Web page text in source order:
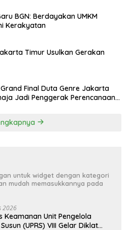
BGN: Berdayakan UMKM
Kerakyatan
Timur Usulkan Gerakan
Final Duta Genre Jakarta
Jadi Penggerak Perencanaan
untuk widget dengan kategori
mudah memasukkannya pada
2026
Keamanan Unit Pengelola
(UPRS) VIII Gelar Diklat